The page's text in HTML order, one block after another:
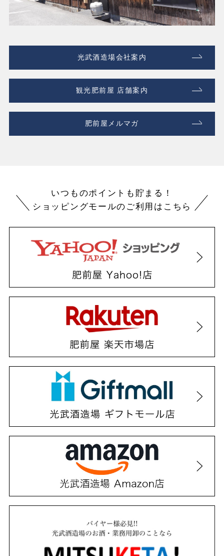
光武酒造場会社案内
観光肥前屋 店舗案内
肥前屋メルマガ
いつものポイントも貯まる！
ショッピングモールのご利用はこちら